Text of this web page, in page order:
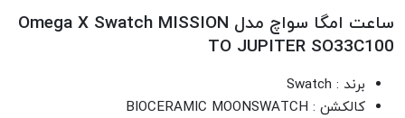
ساعت امگا سواچ مدل Omega X Swatch MISSION
TO JUPITER SO33C100
برند : Swatch
کالکشن : BIOCERAMIC MOONSWATCH